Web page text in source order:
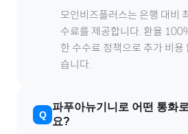
모인비즈플러스는 은행 대비
수료를 제공합니다. 환율
한 수수료 정책으로 추가 비용
습니다.
파푸아뉴기니 로 어떤 통화
요?